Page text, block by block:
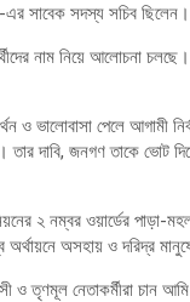
-এর সাবেক সদস্য সচিব ছিলেন।
নাম নিয়ে আলোচনা
ও ভালোবাসা পেলে আগামী
দাবি, জনগণ তাকে ভোট
২ নম্বর ওয়ার্ডের পাড়া-
অসহায় ও দরিদ্র
ও তৃণমূল নেতাকর্মীরা চান